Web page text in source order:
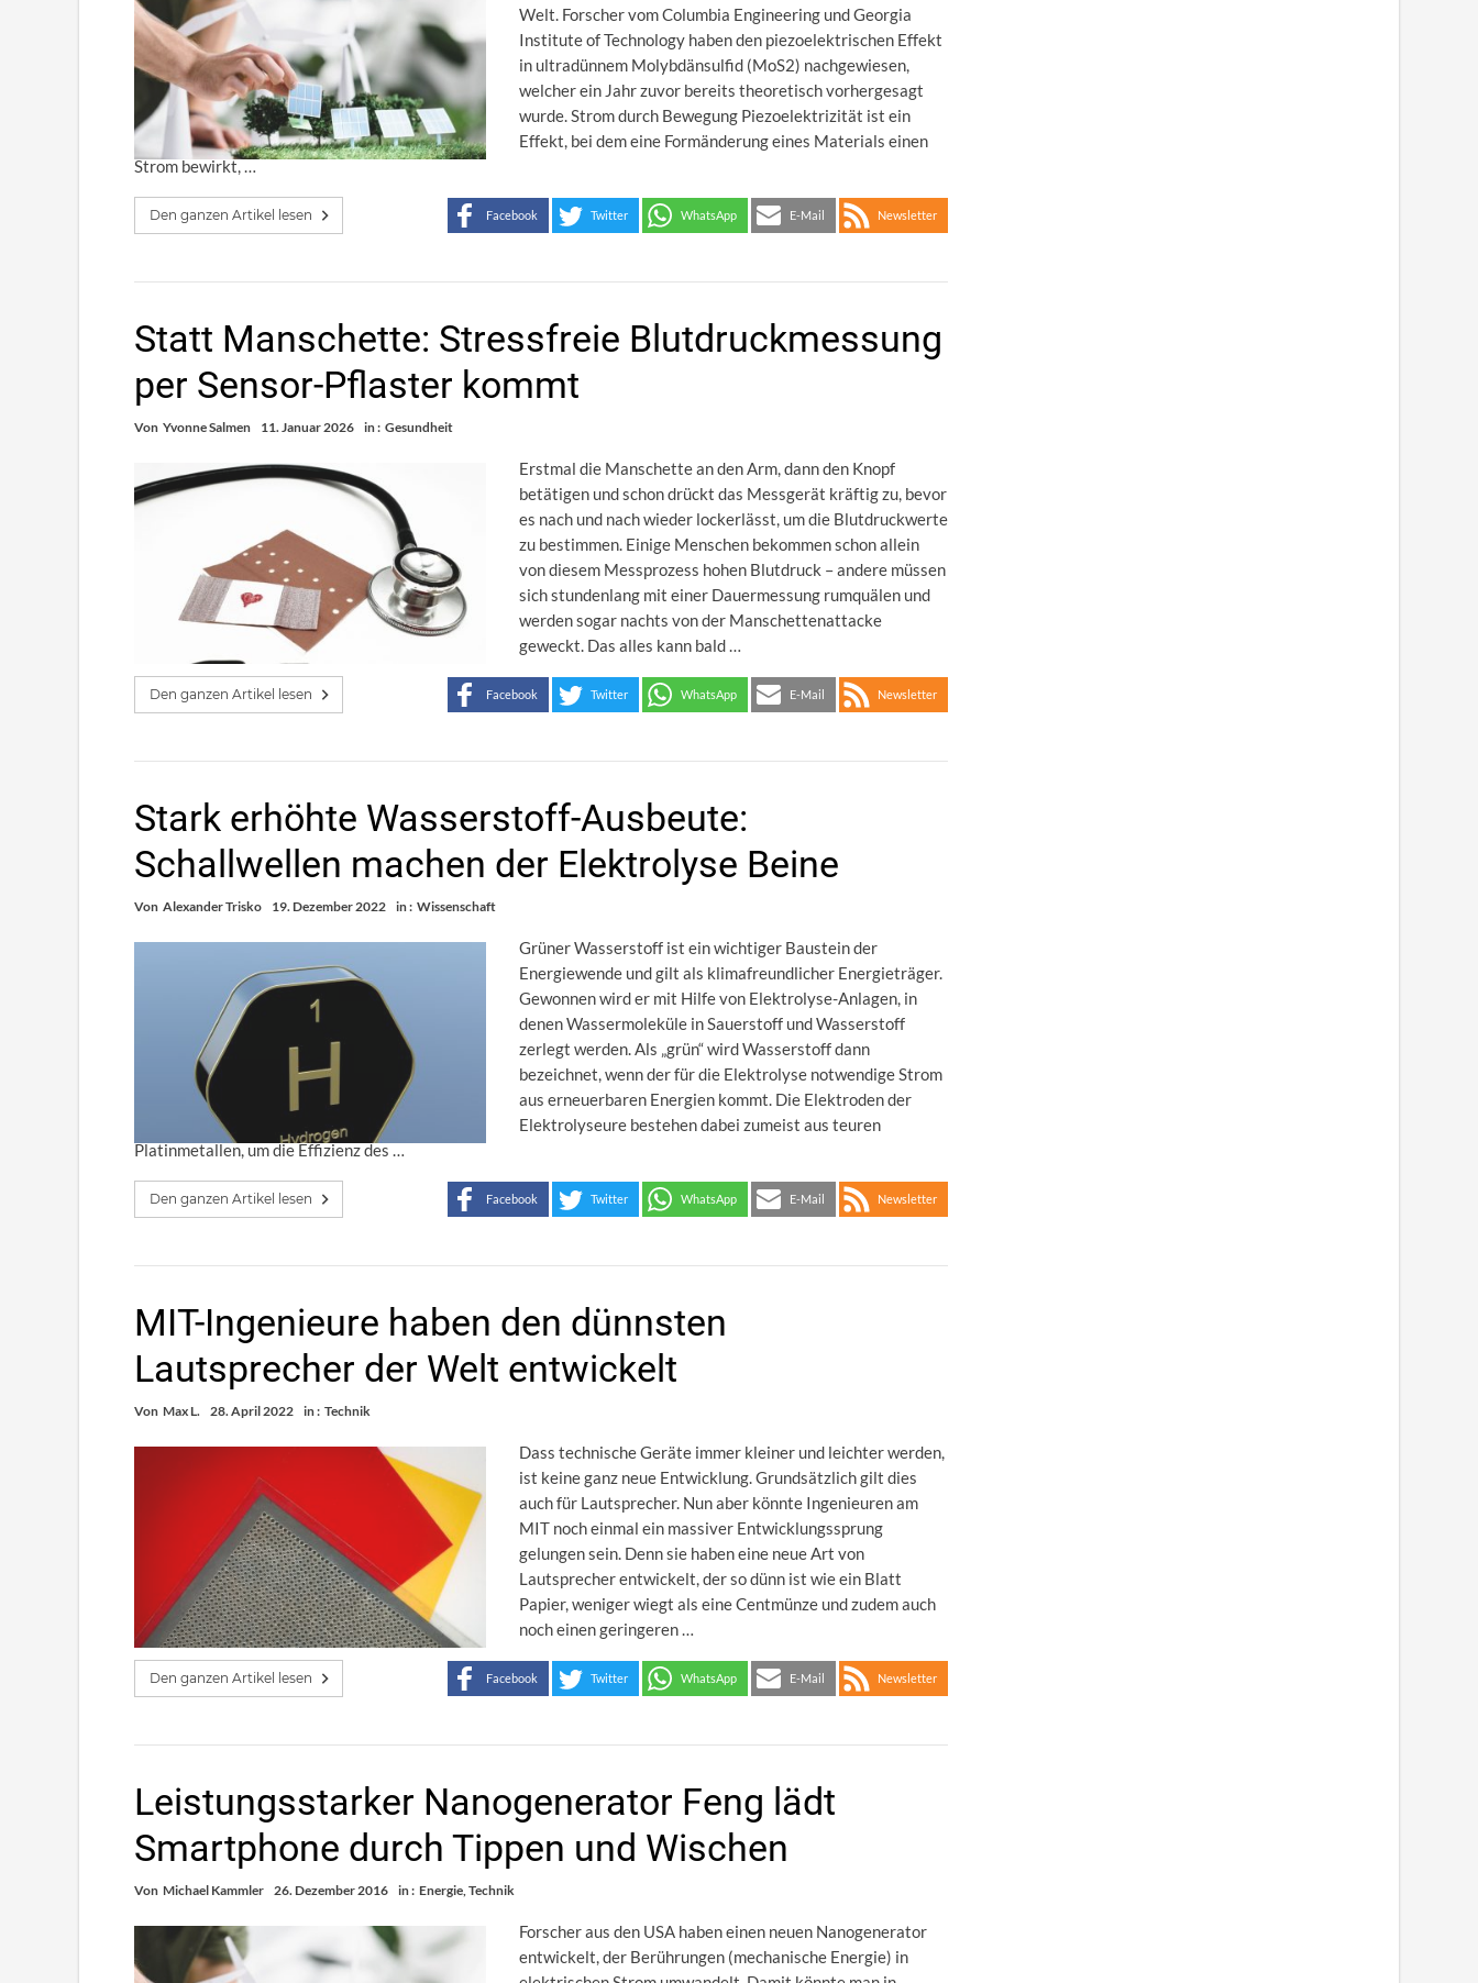
Welt. Forscher vom Columbia Engineering und Georgia
Institute of Technology haben den piezoelektrischen Effekt
in ultradünnem Molybdänsulfid (MoS2) nachgewiesen,
welcher ein Jahr zuvor bereits theoretisch vorhergesagt
wurde. Strom durch Bewegung Piezoelektrizität ist ein
Effekt, bei dem eine Formänderung eines Materials einen
Strom bewirkt, …
Den ganzen Artikel lesen Facebook Twitter WhatsApp E-Mail Newsletter
Statt Manschette: Stressfreie Blutdruckmessung
per Sensor-Pflaster kommt
Von Yvonne Salmen 11. Januar 2026 in : Gesundheit
Erstmal die Manschette an den Arm, dann den Knopf
betätigen und schon drückt das Messgerät kräftig zu, bevor
es nach und nach wieder lockerlässt, um die Blutdruckwerte
zu bestimmen. Einige Menschen bekommen schon allein
von diesem Messprozess hohen Blutdruck – andere müssen
sich stundenlang mit einer Dauermessung rumquälen und
werden sogar nachts von der Manschettenattacke
geweckt. Das alles kann bald …
Den ganzen Artikel lesen Facebook Twitter WhatsApp E-Mail Newsletter
Stark erhöhte Wasserstoff-Ausbeute:
Schallwellen machen der Elektrolyse Beine
Von Alexander Trisko 19. Dezember 2022 in : Wissenschaft
Grüner Wasserstoff ist ein wichtiger Baustein der
Energiewende und gilt als klimafreundlicher Energieträger.
Gewonnen wird er mit Hilfe von Elektrolyse-Anlagen, in
denen Wassermoleküle in Sauerstoff und Wasserstoff
zerlegt werden. Als „grün“ wird Wasserstoff dann
bezeichnet, wenn der für die Elektrolyse notwendige Strom
aus erneuerbaren Energien kommt. Die Elektroden der
Elektrolyseure bestehen dabei zumeist aus teuren
Platinmetallen, um die Effizienz des …
Den ganzen Artikel lesen Facebook Twitter WhatsApp E-Mail Newsletter
MIT-Ingenieure haben den dünnsten
Lautsprecher der Welt entwickelt
Von Max L. 28. April 2022 in : Technik
Dass technische Geräte immer kleiner und leichter werden,
ist keine ganz neue Entwicklung. Grundsätzlich gilt dies
auch für Lautsprecher. Nun aber könnte Ingenieuren am
MIT noch einmal ein massiver Entwicklungssprung
gelungen sein. Denn sie haben eine neue Art von
Lautsprecher entwickelt, der so dünn ist wie ein Blatt
Papier, weniger wiegt als eine Centmünze und zudem auch
noch einen geringeren …
Den ganzen Artikel lesen Facebook Twitter WhatsApp E-Mail Newsletter
Leistungsstarker Nanogenerator Feng lädt
Smartphone durch Tippen und Wischen
Von Michael Kammler 26. Dezember 2016 in : Energie,Technik
Forscher aus den USA haben einen neuen Nanogenerator
entwickelt, der Berührungen (mechanische Energie) in